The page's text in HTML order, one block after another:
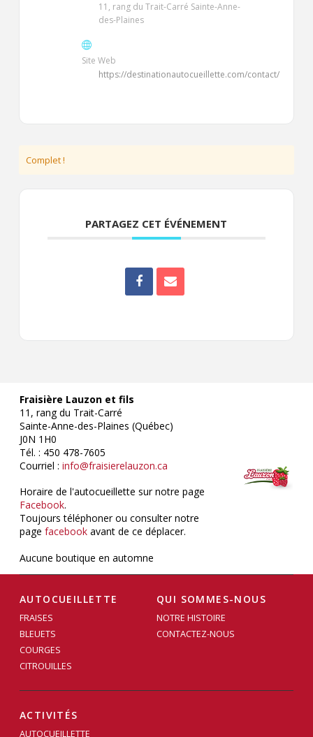
11, rang du Trait-Carré Sainte-Anne-
des-Plaines
Site Web
https://destinationautocueillette.com/contact/
Complet !
PARTAGEZ CET ÉVÉNEMENT
Fraisière Lauzon et fils
11, rang du Trait-Carré
Sainte-Anne-des-Plaines (Québec)
J0N 1H0
Tél. : 450 478-7605
Courriel : info@fraisierelauzon.ca
Horaire de l'autocueillette sur notre page
Facebook.
Toujours téléphoner ou consulter notre
page facebook avant de ce déplacer.
Aucune boutique en automne
AUTOCUEILLETTE
FRAISES
BLEUETS
COURGES
CITROUILLES
QUI SOMMES-NOUS
NOTRE HISTOIRE
CONTACTEZ-NOUS
ACTIVITÉS
AUTOCUEILLETTE